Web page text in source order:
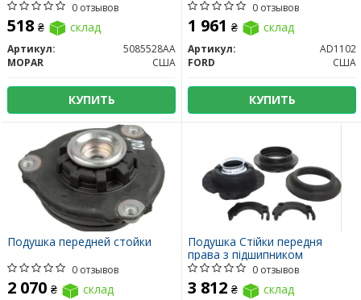
нижняя
0 отзывов
518 ₴ склад
Артикул:
5085528AA
MOPAR
США
КУПИТЬ
0 отзывов
1 961 ₴ склад
Артикул:
AD1102
FORD
США
КУПИТЬ
Подушка передней стойки
0 отзывов
2 070 ₴ склад
Подушка Стійки передня
права з підшипником
0 отзывов
3 812 ₴ склад